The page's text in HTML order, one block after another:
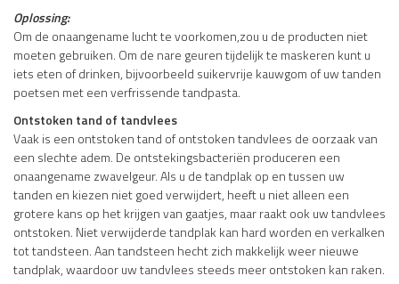
Oplossing:
Om de onaangename lucht te voorkomen,zou u de producten niet
moeten gebruiken. Om de nare geuren tijdelijk te maskeren kunt u
iets eten of drinken, bijvoorbeeld suikervrije kauwgom of uw tanden
poetsen met een verfrissende tandpasta.
Ontstoken tand of tandvlees
Vaak is een ontstoken tand of ontstoken tandvlees de oorzaak van
een slechte adem. De ontstekingsbacteriën produceren een
onaangename zwavelgeur. Als u de tandplak op en tussen uw
tanden en kiezen niet goed verwijdert, heeft u niet alleen een
grotere kans op het krijgen van gaatjes, maar raakt ook uw tandvlees
ontstoken. Niet verwijderde tandplak kan hard worden en verkalken
tot tandsteen. Aan tandsteen hecht zich makkelijk weer nieuwe
tandplak, waardoor uw tandvlees steeds meer ontstoken kan raken.